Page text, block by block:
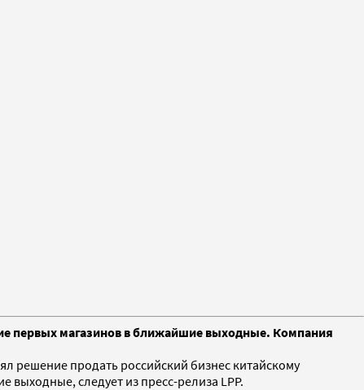
первых магазинов в ближайшие выходные. Компания
решение продать российский бизнес китайскому
следует из пресс-релиза LPP.